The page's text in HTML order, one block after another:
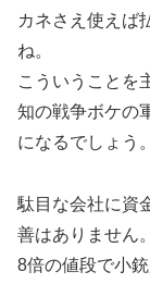
カネさえ使えば
ね。
こういうことを
知の戦争ボケの
になるでしょう。
駄目な会社に資
善はありません。
8倍の値段で小